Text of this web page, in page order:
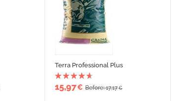
Terra Professional Plus
15,97€ Before: 17,17€